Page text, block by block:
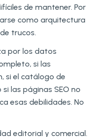
de mantener. Por
como arquitectura
trucos.
por los datos
si las
si el catálogo de
las páginas SEO no
esas debilidades. No
editorial y comercial.